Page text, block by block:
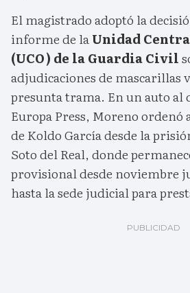
El magistrado adoptó la
informe de laUnidad
(UCO) de la Guardia Civil
adjudicaciones de mascarillas
presunta trama. En un auto al
Europa Press, Moreno ordenó
de Koldo García desde la
Soto del Real, donde
provisional desde noviembre
hasta la sede judicial para